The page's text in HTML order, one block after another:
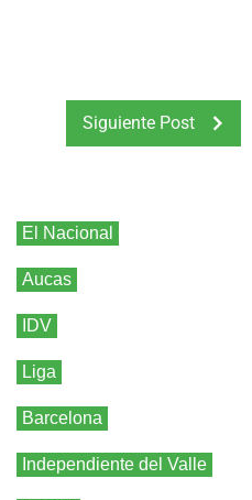
Siguiente Post
El Nacional
Aucas
IDV
Liga
Barcelona
Independiente del Valle